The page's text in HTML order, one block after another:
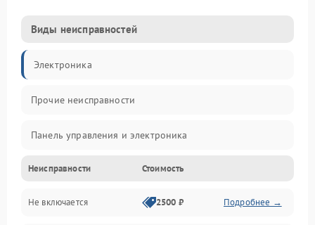
Виды неисправностей
Электроника
Прочие неисправности
Панель управления и электроника
Дверца и корпус
Механика и внутренние элементы
Неисправности Стоимость
Не включается 2500 ₽ Подробнее →